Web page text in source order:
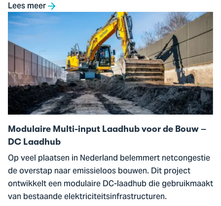
Lees meer
Ga
naar
Modulaire
Multi-
input
Laadhub
voor
de
Bouw
–
DC
Laadhub
Modulaire Multi-input Laadhub voor de Bouw –
DC Laadhub
Op veel plaatsen in Nederland belemmert netcongestie
de overstap naar emissieloos bouwen. Dit project
ontwikkelt een modulaire DC-laadhub die gebruikmaakt
van bestaande elektriciteitsinfrastructuren.